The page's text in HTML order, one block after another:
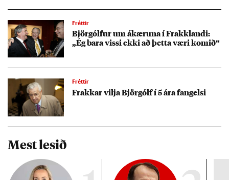
Fréttir
Björgólf­ur um ákær­una í Frakklandi:
„Ég bara vissi ekki að þetta væri kom­ið“
Fréttir
Frakk­ar vilja Björgólf í 5 ára fang­elsi
Mest lesið